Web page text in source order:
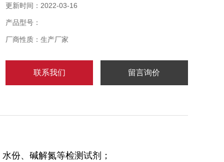
更新时间：2022-03-16
产品型号：
厂商性质：生产厂家
联系我们 留言询价
份、碱解氮等检测试剂；